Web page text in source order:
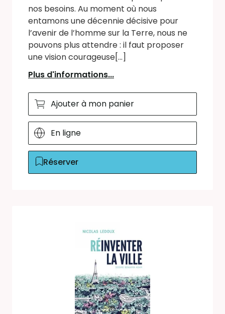
nos besoins. Au moment où nous
entamons une décennie décisive pour
l’avenir de l’homme sur la Terre, nous ne
pouvons plus attendre : il faut proposer
une vision courageuse[...]
Plus d'informations...
Ajouter à mon panier
En ligne
Réserver